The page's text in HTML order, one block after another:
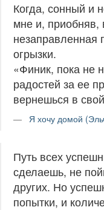
Когда, сонный и
мне и, приобняв,
незаправленная
огрызки.
«Финик, пока не
радостей за ее
вернешься в
Я хочу домой
Путь всех
сделаешь, не
других. Но
попытки, и